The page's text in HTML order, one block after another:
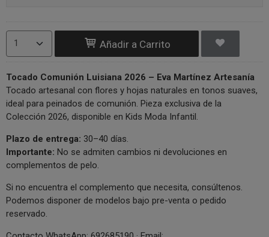
Añadir a Carrito
Tocado Comunión Luisiana 2026 – Eva Martínez Artesanía
Tocado artesanal con flores y hojas naturales en tonos suaves,
ideal para peinados de comunión. Pieza exclusiva de la
Colección 2026, disponible en Kids Moda Infantil.
Plazo de entrega: 30–40 días.
Importante: No se admiten cambios ni devoluciones en
complementos de pelo.
Si no encuentra el complemento que necesita, consúltenos.
Podemos disponer de modelos bajo pre-venta o pedido
reservado.